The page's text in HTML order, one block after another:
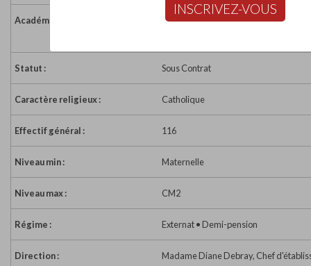
Académie :
Académie de Grenoble
Statut : Sous Contrat
Caractère religieux : Catholique
Effectif général : 116
Niveau min : Maternelle
Niveau max : CM2
Régime : Externat • Demi-pension
Direction : Madame Diane Debray, Chef
INSCRIVEZ-VOUS